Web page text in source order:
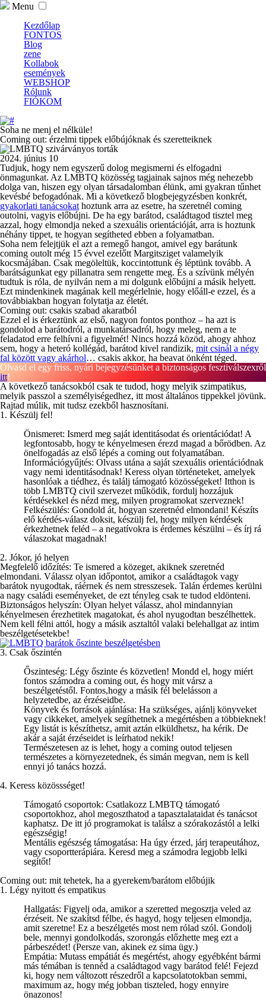
Menu
Kezdőlap
FONTOS
Blog
zene
Kollabok
események
WEBSHOP
Rólunk
FIÓKOM
Soha ne menj el nélküle!
Coming out: érzelmi tippek előbújóknak és szeretteiknek
2024. június 10
Tudjuk, hogy nem egyszerű dolog megismerni és elfogadni
önmagunkat. Az LMBTQ közösség tagjainak sajnos még nehezebb
dolga van, hiszen egy olyan társadalomban élünk, ami gyakran tűnhet
kevésbé befogadónak. Mi a következő blogbejegyzésben konkrét,
gyakorlati tanácsokat hoztunk arra az esetre, ha szeretnél coming
outolni, vagyis előbújni. De ha egy barátod, családtagod tisztel meg
azzal, hogy elmondja neked a szexuális orientációját, arra is hoztunk
néhány tippet, te hogyan segítheted ebben a folyamatban.
Soha nem felejtjük el azt a remegő hangot, amivel egy barátunk
coming outolt még 15 évvel ezelőtt Margitsziget valamelyik
kocsmájában. Csak megöleltük, koccintottunk és léptünk tovább. A
barátságunkat egy pillanatra sem rengette meg. És a szívünk mélyén
tudtuk is róla, de nyilván nem a mi dolgunk előbújni a másik helyett.
Ezt mindenkinek magának kell megérlelnie, hogy előáll-e ezzel, és a
továbbiakban hogyan folytatja az életét.
Coming out: csakis szabad akaratból
Ezzel el is érkeztünk az első, nagyon fontos ponthoz – ha azt is
gondolod a barátodról, a munkatársadról, hogy meleg, nem a te
feladatod erre felhívni a figyelmét! Nincs hozzá közöd, ahogy ahhoz
sem, hogy a heteró kollégád, barátod kivel randizik, mit csinál a négy
fal között vagy akárhol… csakis akkor, ha beavat önként téged.
itt!
A következő tanácsokból csak te tudod, hogy melyik szimpatikus,
melyik passzol a személyiségedhez, itt most általános tippekkel jövünk.
Rajtad múlik, mit tudsz ezekből hasznosítani.
1. Készülj fel!
Önismeret: Ismerd meg saját identitásodat és orientációdat! A
legfontosabb, hogy te kényelmesen érezd magad a bőrödben. Az
önelfogadás az első lépés a coming out folyamatában.
Információgyűjtés: Olvass utána a saját szexuális orientációdnak
vagy nemi identitásodnak! Keress olyan történeteket, amelyek
hasonlóak a tiédhez, és találj támogató közösségeket! Itthon is
több LMBTQ civil szervezet működik, fordulj hozzájuk
kérdésekkel és nézd meg, milyen programokat szerveznek!
Felkészülés: Gondold át, hogyan szeretnéd elmondani! Készíts
elő kérdés-válasz doksit, készülj fel, hogy milyen kérdések
érkezhetnek feléd – a negatívokra is érdemes készülni – és írj rá
válaszokat magadnak!
2. Jókor, jó helyen
Megfelelő időzítés: Te ismered a közeget, akiknek szeretnéd
elmondani. Válassz olyan időpontot, amikor a családtagok vagy
barátok nyugodtak, ráérnek és nem stresszesek. Talán érdemes kerülni
a nagy családi eseményeket, de ezt tényleg csak te tudod eldönteni.
Biztonságos helyszín: Olyan helyet válassz, ahol mindannyian
kényelmesen érezhetitek magatokat, és ahol nyugodtan beszélhettek.
Nem kell félni attól, hogy a másik asztaltól valaki belehallgat az intim
beszélgetésetekbe!
3. Csak őszintén
Őszinteség: Légy őszinte és közvetlen! Mondd el, hogy miért
fontos számodra a coming out, és hogy mit vársz a
beszélgetéstől. Fontos,hogy a másik fél belelásson a
helyzetedbe, az érzéseidbe.
Könyvek és források ajánlása: Ha szükséges, ajánlj könyveket
vagy cikkeket, amelyek segíthetnek a megértésben a többieknek!
Egy listát is készíthetsz, amit aztán elküldhetsz, ha kérik. De
akár a saját érzéseidet is leírhatod nekik!
Természetesen az is lehet, hogy a coming outod teljesen
természetes a környezetednek, és simán megvan, nem is kell
ennyi jó tanács hozzá.
4. Keress közössséget!
Támogató csoportok: Csatlakozz LMBTQ támogató
csoportokhoz, ahol megoszthatod a tapasztalataidat és tanácsot
kaphatsz. De itt jó programokat is találsz a szórakozástól a lelki
egészségig!
Mentális egészség támogatása: Ha úgy érzed, járj terapeutához,
vagy csoportterápiára. Keresd meg a számodra legjobb lelki
segítőt!
Coming out: mit tehetek, ha a gyerekem/barátom előbújik
1. Légy nyitott és empatikus
Hallgatás: Figyelj oda, amikor a szeretted megosztja veled az
érzéseit. Ne szakítsd félbe, és hagyd, hogy teljesen elmondja,
amit szeretne! Ez a beszélgetés most nem rólad szól. Gondolj
bele, mennyi gondolkodás, szorongás előzhette meg ezt a
párbeszédet! (Persze van, akinek ez sima ügy.)
Empátia: Mutass empátiát és megértést, ahogy egyébként bármi
más témában is tennéd a családtagod vagy barátod felé! Fejezd
ki, hogy nem változott részedről a kapcsolatotokban semmi,
maximum az, hogy még jobban tiszteled, hogy ennyire
önazonos!